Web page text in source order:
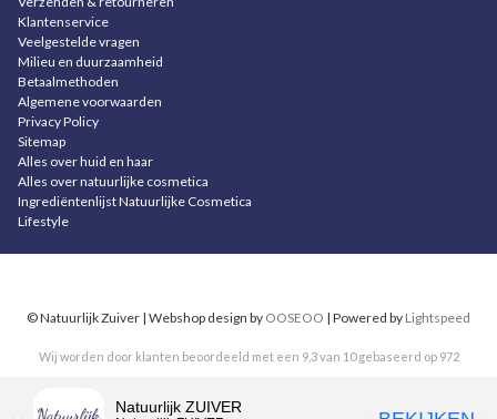
Klantenservice
Veelgestelde vragen
Milieu en duurzaamheid
Betaalmethoden
Algemene voorwaarden
Privacy Policy
Sitemap
Alles over huid en haar
Alles over natuurlijke cosmetica
Ingrediëntenlijst Natuurlijke Cosmetica
Lifestyle
© Natuurlijk Zuiver | Webshop design by OOSEOO | Powered by Lightspeed
Wij worden door klanten beoordeeld met een 9,3van 10gebaseerd op 972
Natuurlijk ZUIVER